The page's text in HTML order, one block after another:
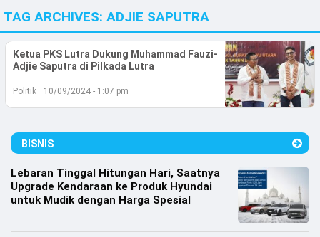
Metro
Ekonomi
Bisnis
Lifestyle
Olahraga
TAG ARCHIVES: ADJIE SAPUTRA
Ketua PKS Lutra Dukung Muhammad Fauzi-
Adjie Saputra di Pilkada Lutra
Politik 10/09/2024 - 1:07 pm
BISNIS
Lebaran Tinggal Hitungan Hari, Saatnya
Upgrade Kendaraan ke Produk Hyundai
untuk Mudik dengan Harga Spesial